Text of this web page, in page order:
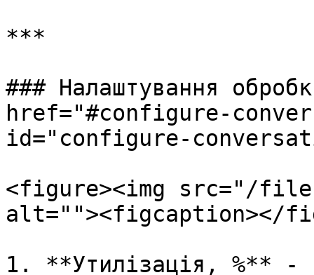
***
### Налаштування
href="#configure-
id="configure-
<figure><img src="/files/
alt=""><figcaption></
1. **Утилізація, %** -